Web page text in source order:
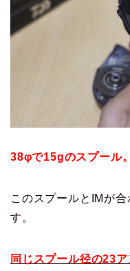
38φで15gのスプール。
このスプールとIMが
す。
同じスプール径の23